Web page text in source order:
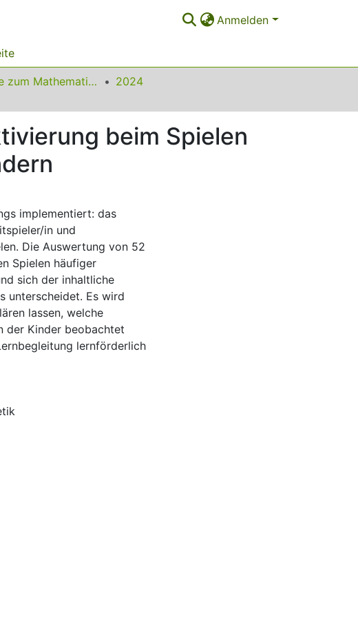
Anmelden
Beiträge zum Mathematikunterricht
2024
beim Spielen
implementiert: das
in und
Die Auswertung von 52
Spielen häufiger
sich der inhaltliche
unterscheidet. Es wird
lassen, welche
der Kinder beobachtet
lernförderlich